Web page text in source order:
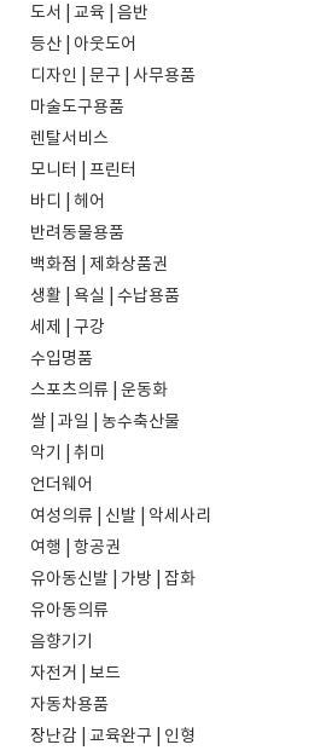
도서 | 교육 | 음반
등산 | 아웃도어
디자인 | 문구 | 사무용품
마술도구용품
렌탈서비스
모니터 | 프린터
바디 | 헤어
반려동물용품
백화점 | 제화상품권
생활 | 욕실 | 수납용품
세제 | 구강
수입명품
스포츠의류 | 운동화
쌀 | 과일 | 농수축산물
악기 | 취미
언더웨어
여성의류 | 신발 | 악세사리
여행 | 항공권
유아동신발 | 가방 | 잡화
유아동의류
음향기기
자전거 | 보드
자동차용품
장난감 | 교육완구 | 인형